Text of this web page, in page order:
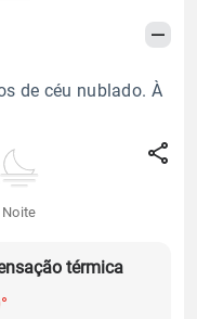
de céu nublado. À
Noite
térmica